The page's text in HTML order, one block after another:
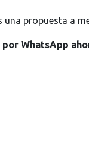
una propuesta a
por WhatsApp